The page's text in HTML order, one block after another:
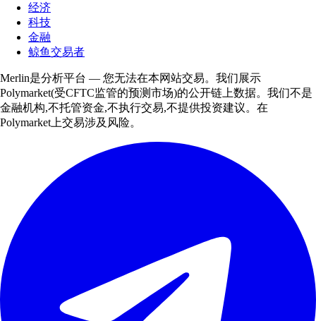
经济
科技
金融
鲸鱼交易者
Merlin是分析平台 — 您无法在本网站交易。我们展示
Polymarket(受CFTC监管的预测市场)的公开链上数据。我们不是
金融机构,不托管资金,不执行交易,不提供投资建议。在
Polymarket上交易涉及风险。